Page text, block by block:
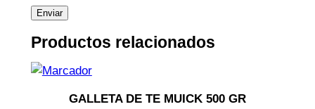
Productos relacionados
GALLETA DE TE MUICK 500 GR